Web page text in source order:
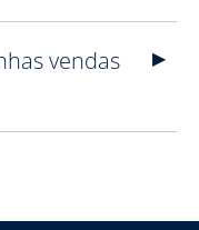
vendas